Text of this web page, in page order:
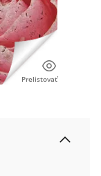
Prelistovať